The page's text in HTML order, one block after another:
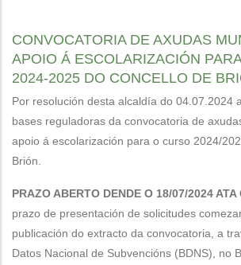
CONVOCATORIA DE AXUDAS
APOIO Á ESCOLARIZACIÓN
2024-2025 DO CONCELLO DE
Por resolución desta alcaldía do 04.07.2024
bases reguladoras da convocatoria de
apoio á escolarización para o curso 2024/
Brión.
PRAZO ABERTO DENDE O 18/07/2024
prazo de presentación de solicitudes
publicación do extracto da convocatoria, a
Datos Nacional de Subvencións (BDNS), no